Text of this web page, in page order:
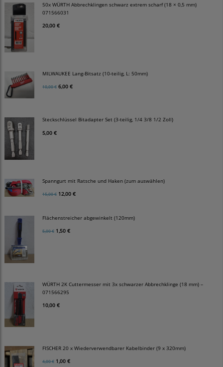
50x WÜRTH Abbrechklingen schwarz extrem scharf (18 × 0,5 mm)
071566031
20,00 €
MILWAUKEE Lang-Bitsatz (10-teilig, L: 50mm)
10,00 € 6,00 €
Steckschlüssel Bitadapter Set (3-teilig, 1/4 3/8 1/2 Zoll)
5,00 €
Spanngurt mit Ratsche und Haken (zum auswählen)
15,00 € 12,00 €
Flächenstreicher abgewinkelt (120mm)
5,00 € 1,50 €
WÜRTH 2K Cuttermesser mit 3x schwarzer Abbrechklinge (18 mm) –
071566295
10,00 €
FISCHER 20 x Wiederverwendbarer Kabelbinder (9 x 320mm)
4,00 € 1,00 €